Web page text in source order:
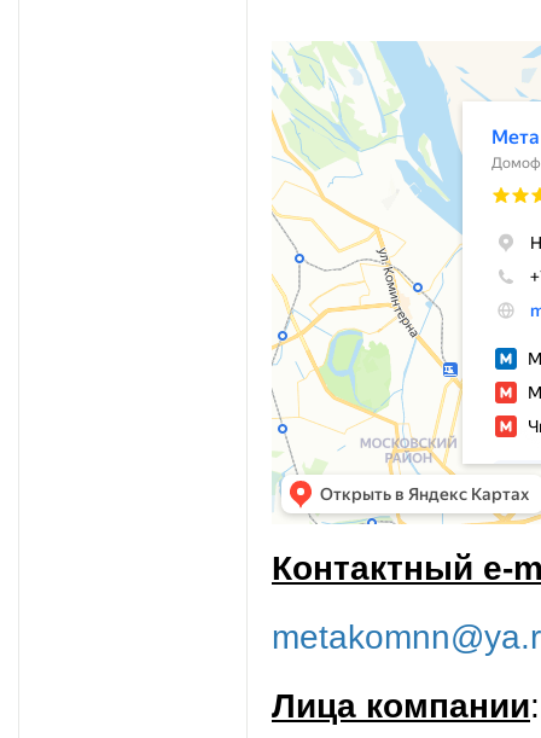
Контактный e-
Лица компании: